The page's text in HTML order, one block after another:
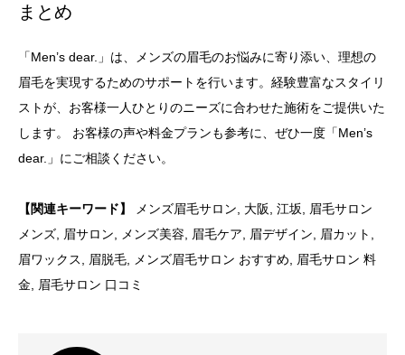
まとめ
「Men’s dear.」は、メンズの眉毛のお悩みに寄り添い、理想の
眉毛を実現するためのサポートを行います。経験豊富なスタイリ
ストが、お客様一人ひとりのニーズに合わせた施術をご提供いた
します。 お客様の声や料金プランも参考に、ぜひ一度「Men’s
dear.」にご相談ください。
【関連キーワード】
メンズ眉毛サロン, 大阪, 江坂, 眉毛サロン
メンズ, 眉サロン, メンズ美容, 眉毛ケア, 眉デザイン, 眉カット,
眉ワックス, 眉脱毛, メンズ眉毛サロン おすすめ, 眉毛サロン 料
金, 眉毛サロン 口コミ